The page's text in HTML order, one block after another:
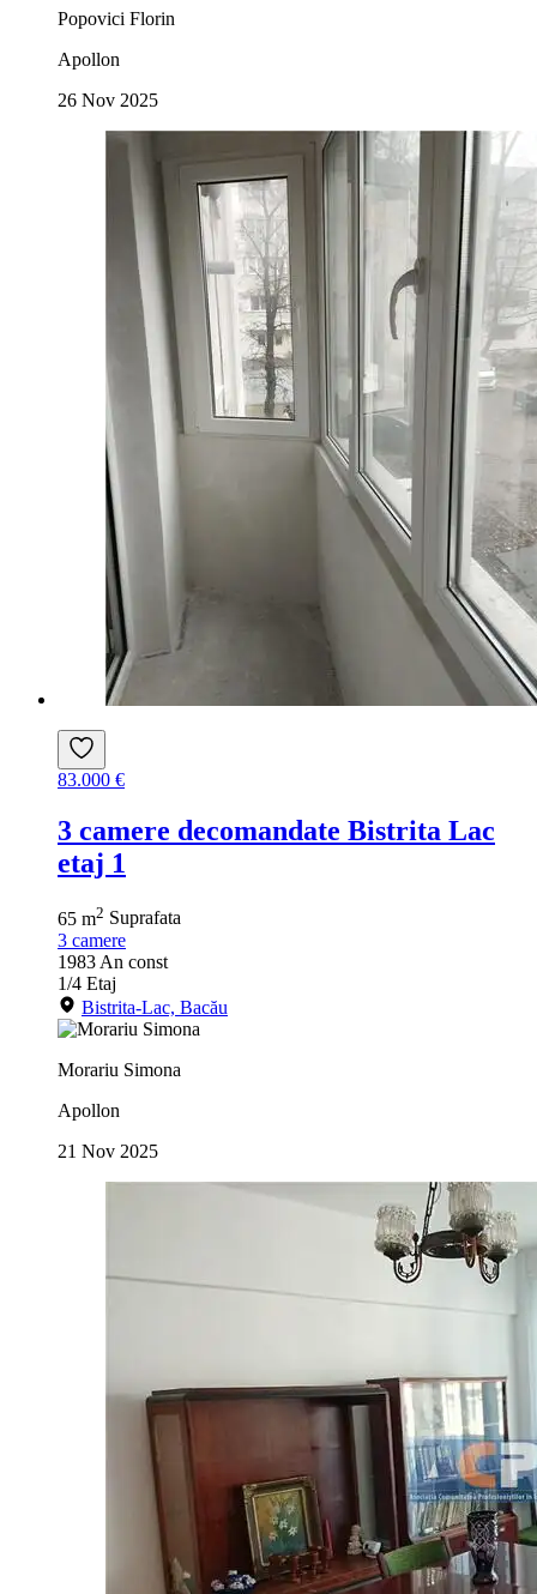
Popovici Florin
Apollon
26 Nov 2025
83.000 €
3 camere decomandate Bistrita Lac
etaj 1
65 m2 Suprafata
3 camere
1983 An const
1/4 Etaj
Bistrita-Lac, Bacău
Morariu Simona
Apollon
21 Nov 2025